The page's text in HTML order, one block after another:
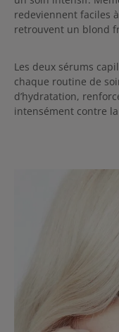
redeviennent faciles
retrouvent un blond
Les deux sérums
chaque routine de
d’hydratation,
intensément contre